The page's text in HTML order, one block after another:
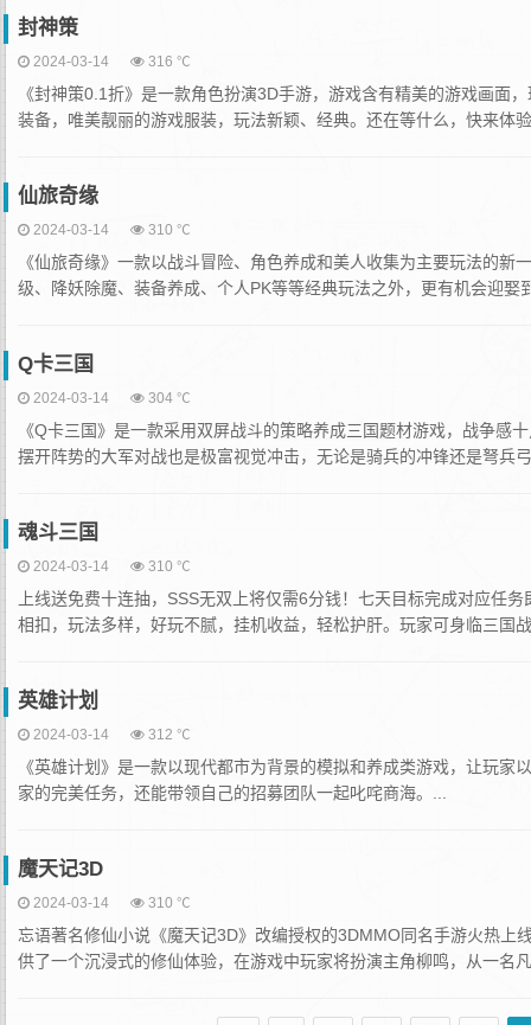
封神策
2024-03-14 316 ℃
《封神策0.1折》是一款角色扮演3D手游，游戏含有精美的游戏画面
装备，唯美靓丽的游戏服装，玩法新颖、经典。还在等什么，快来体
仙旅奇缘
2024-03-14 310 ℃
《仙旅奇缘》一款以战斗冒险、角色养成和美人收集为主要玩法的
级、降妖除魔、装备养成、个人PK等等经典玩法之外，更有机会迎
Q卡三国
2024-03-14 304 ℃
《Q卡三国》是一款采用双屏战斗的策略养成三国题材游戏，战争
摆开阵势的大军对战也是极富视觉冲击，无论是骑兵的冲锋还是弩兵
魂斗三国
2024-03-14 310 ℃
上线送免费十连抽，SSS无双上将仅需6分钱！七天目标完成对应任
相扣，玩法多样，好玩不腻，挂机收益，轻松护肝。玩家可身临三国
英雄计划
2024-03-14 312 ℃
《英雄计划》是一款以现代都市为背景的模拟和养成类游戏，让玩
家的完美任务，还能带领自己的招募团队一起叱咤商海。...
魔天记3D
2024-03-14 310 ℃
忘语著名修仙小说《魔天记3D》改编授权的3DMMO同名手游火热
供了一个沉浸式的修仙体验，在游戏中玩家将扮演主角柳鸣，从一名